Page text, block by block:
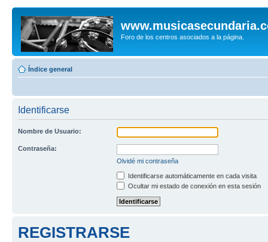
Foro de los centros asociados a la página.
Índice general
Identificarse
Nombre de Usuario:
Contraseña:
Olvidé mi contraseña
Identificarse automáticamente en cada visita
Ocultar mi estado de conexión en esta sesión
REGISTRARSE